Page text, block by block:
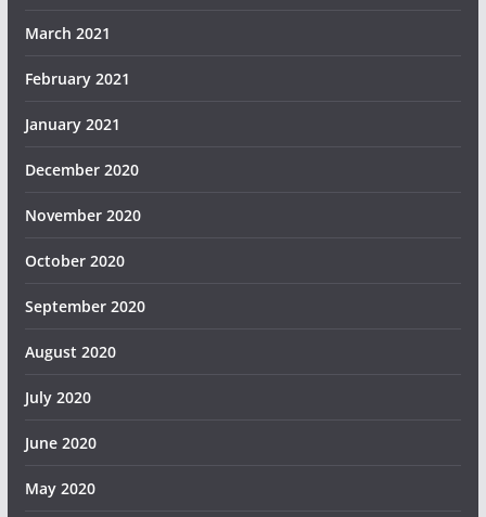
March 2021
February 2021
January 2021
December 2020
November 2020
October 2020
September 2020
August 2020
July 2020
June 2020
May 2020